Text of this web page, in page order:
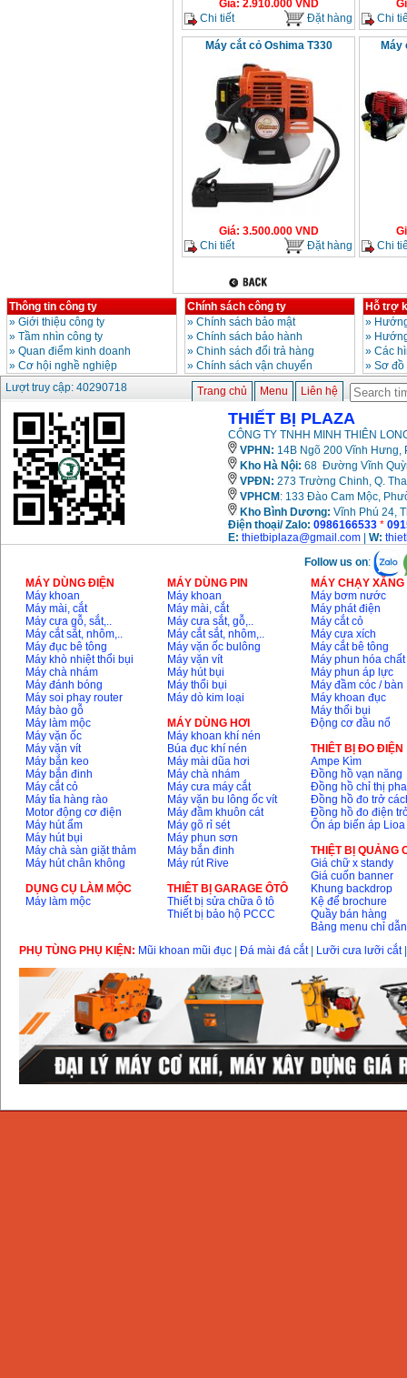
Giá: 2.910.000VND
Chi tiết
Đặt hàng
Chi
Máy cắt cỏ Oshima T330
Giá: 3.500.000VND
Chi tiết
Đặt hàng
Máy
Chi
Thông tin công ty
» Giới thiệu công ty
» Tầm nhìn công ty
» Quan điểm kinh doanh
» Cơ hội nghề nghiệp
Chính sách công ty
» Chính sách bảo mật
» Chính sách bảo hành
» Chinh sách đổi trả hàng
» Chính sách vận chuyển
Hỗ trợ
»
»
» Các
» Sơ
Lượt truy cập: 40290718
Trang chủ Menu Liên hệ
THIẾT BỊ PLAZA
CÔNG TY TNHH MINH THIÊN
VPHN: 14B Ngõ 200 Vĩnh Hưng,
Kho Hà Nội: 68 Đường Vĩnh
VPĐN: 273 Trường Chinh, Q.
VPHCM : 133 Đào Cam Mộc,
Kho Bình Dương: Vĩnh Phú 24,
Điện thoại/ Zalo: 0986166533 *
E: thietbiplaza@gmail.com W:
Follow us on:
MÁY DÙNG ĐIỆN
Máy khoan
Máy mài, cắt
Máy cưa gỗ, sắt,..
Máy cắt sắt, nhôm,..
Máy đục bê tông
Máy khò nhiệt thổi bụi
Máy chà nhám
Máy đánh bóng
Máy soi phay router
Máy bào gỗ
Máy làm mộc
Máy vặn ốc
Máy vặn vít
Máy bắn keo
Máy bắn đinh
Máy cắt cỏ
Máy tỉa hàng rào
Motor động cơ điện
Máy hút ẩm
Máy hút bụi
Máy chà sàn giặt thảm
Máy hút chân không
DỤNG CỤ LÀM MỘC
Máy làm mộc
MÁY DÙNG PIN
Máy khoan
Máy mài, cắt
Máy cưa sắt, gỗ,..
Máy cắt sắt, nhôm,..
Máy vặn ốc bulông
Máy vặn vít
Máy hút bụi
Máy thổi bụi
Máy dò kim loại
MÁY DÙNG HƠI
Máy khoan khí nén
Búa đục khí nén
Máy mài dũa hơi
Máy chà nhám
Máy cưa máy cắt
Máy vặn bu lông ốc vít
Máy đầm khuôn cát
Máy gõ rỉ sét
Máy phun sơn
Máy bắn đinh
Máy rút Rive
THIÊT BỊ GARAGE ÔTÔ
Thiết bị sửa chữa ô tô
Thiết bị bảo hộ PCCC
MÁY CHẠY
Máy bơm nước
Máy phát điện
Máy cắt cỏ
Máy cưa xích
Máy cắt bê tông
Máy phun hóa chất
Máy phun áp lực
Máy đầm cóc / bàn
Máy khoan đục
Máy thổi bụi
Động cơ đầu nổ
THIÊT BỊ ĐO ĐIỆN
Ampe Kìm
Đồng hồ vạn năng
Đồng hồ chỉ thị pha
Đồng hồ đo trở
Đồng hồ đo điện
Ổn áp biến áp Lioa
THIỆT BỊ QUẢNG
Giá chữ x standy
Giá cuốn banner
Khung backdrop
Kệ để brochure
Quầy bán hàng
Bảng menu chỉ dẫn
PHỤ TÙNG PHỤ KIỆN: Mũi khoan mũi đục Đá mài đá cắt| Lưỡi cưa lưỡi cắt